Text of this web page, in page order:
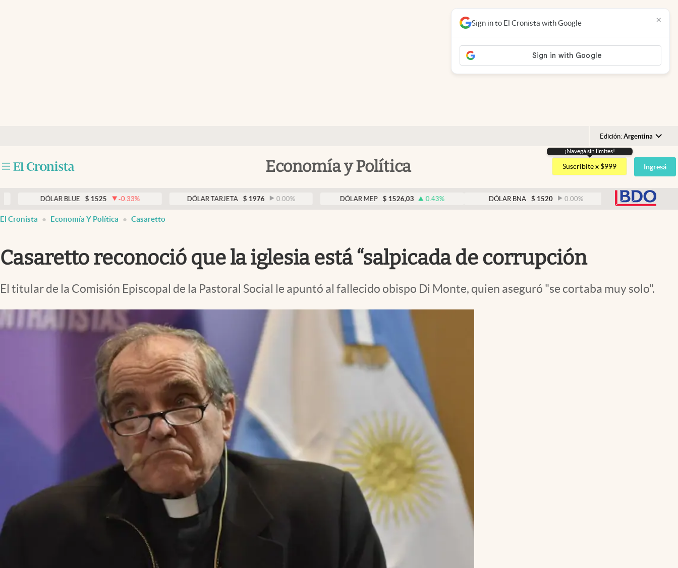
Edición: Argentina
Argentina
España
USA
Economía y Política
Mundial 2026
Eventos Corporativos
El Cronista Studio
¡Navegá sin limites!
Suscribite x $999 Ingresá
DÓLAR BLUE $ 1525 -0.33 % DÓLAR TARJETA $ 1976 0.00% DÓLAR MEP $ 1526,03 0.43% DÓLAR BNA $ 1520 0.00% DÓLAR BLUE $
Sign in to El Cronista with Google ×
El Cronista Economía Y Política Casaretto
Casaretto reconoció que la iglesia está “salpicada de corrupción
El titular de la Comisión Episcopal de la Pastoral Social le apuntó al fallecido obispo Di Monte, quien aseguró "se cortaba muy solo".